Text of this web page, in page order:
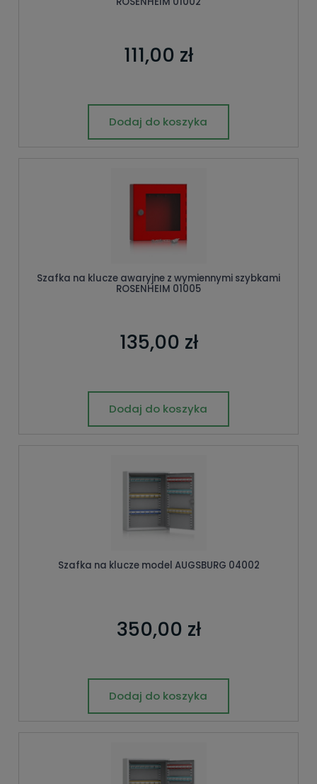
111,00 zł
Dodaj do koszyka
Szafka na klucze awaryjne z wymiennymi szybkami
ROSENHEIM 01005
135,00 zł
Dodaj do koszyka
Szafka na klucze model AUGSBURG 04002
350,00 zł
Dodaj do koszyka